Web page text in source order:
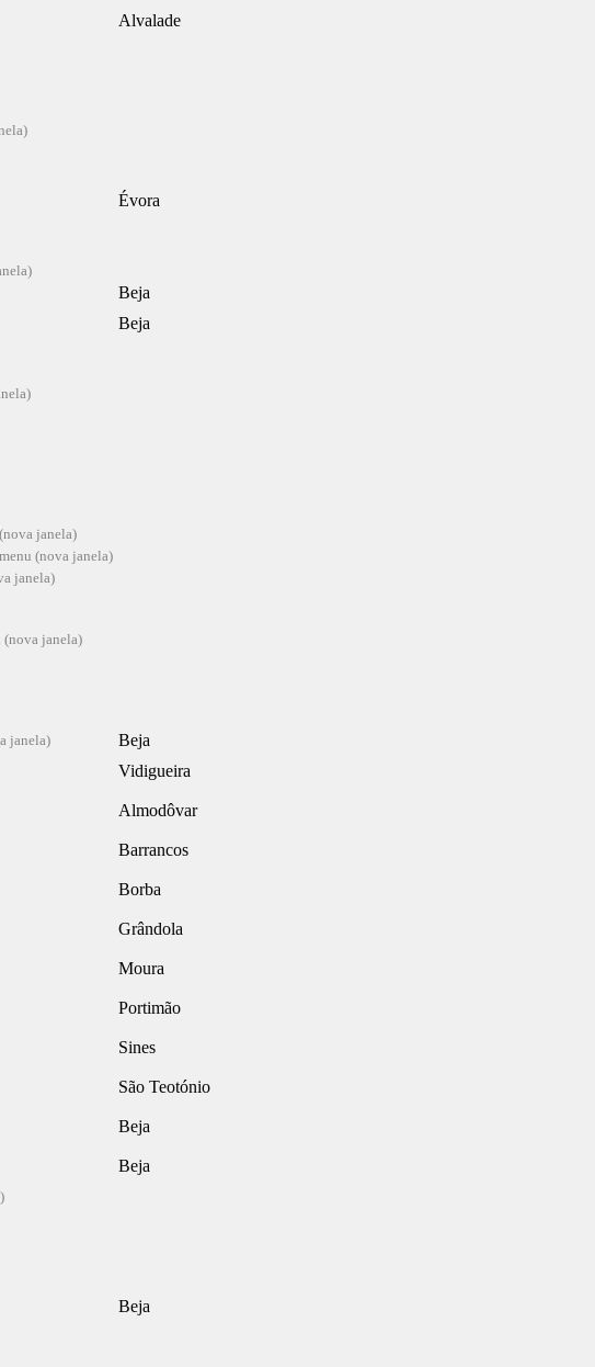
Alvalade
Évora
Beja
Beja
Beja
Vidigueira
Almodôvar
Barrancos
Borba
Grândola
Moura
Portimão
Sines
São Teotónio
Beja
Beja
Beja